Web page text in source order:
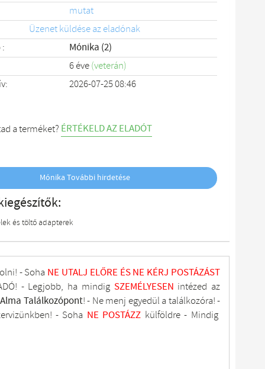
mutat
Üzenet küldése az eladónak
Mónika (2)
6 éve(veterán)
2026-07-25 08:46
a terméket? ÉRTÉKELD AZ ELADÓT
Mónika További hirdetése
és töltő adapterek
- Soha NE UTALJ ELŐRE ÉS NE KÉRJ POSTÁZÁST
- Legjobb, ha mindig SZEMÉLYESEN intézed az
Találkozópont!- Ne menj egyedül a találkozóra! -
! - Soha NE POSTÁZZ külföldre- Mindig